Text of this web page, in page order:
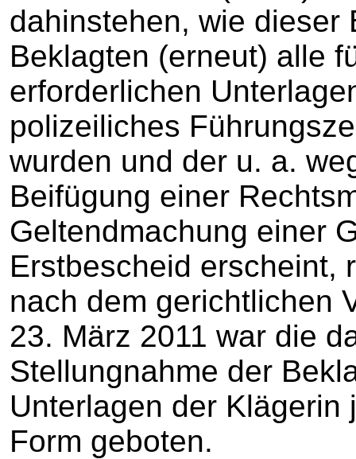
dahinstehen, wie dieser
Beklagten (erneut) alle
erforderlichen
polizeiliches
wurden und der u. a.
Beifügung einer
Geltendmachung einer
Erstbescheid erscheint,
nach dem gerichtlichen
23. März 2011 war die
Stellungnahme der
Unterlagen der
Form geboten.